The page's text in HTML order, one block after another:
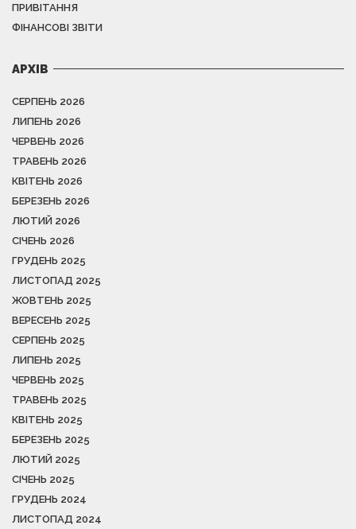
ПРИВІТАННЯ
ФІНАНСОВІ ЗВІТИ
АРХІВ
СЕРПЕНЬ 2026
ЛИПЕНЬ 2026
ЧЕРВЕНЬ 2026
ТРАВЕНЬ 2026
КВІТЕНЬ 2026
БЕРЕЗЕНЬ 2026
ЛЮТИЙ 2026
СІЧЕНЬ 2026
ГРУДЕНЬ 2025
ЛИСТОПАД 2025
ЖОВТЕНЬ 2025
ВЕРЕСЕНЬ 2025
СЕРПЕНЬ 2025
ЛИПЕНЬ 2025
ЧЕРВЕНЬ 2025
ТРАВЕНЬ 2025
КВІТЕНЬ 2025
БЕРЕЗЕНЬ 2025
ЛЮТИЙ 2025
СІЧЕНЬ 2025
ГРУДЕНЬ 2024
ЛИСТОПАД 2024